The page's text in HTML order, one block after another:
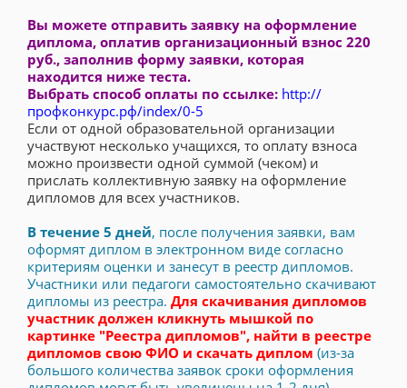
Вы можете отправить заявку на оформление
диплома, оплатив организационный взнос 220
руб., заполнив форму заявки, которая
находится ниже теста.
Выбрать способ оплаты по ссылке: http://
профконкурс.рф/index/0-5
Если от одной образовательной организации
участвуют несколько учащихся, то оплату взноса
можно произвести одной суммой (чеком) и
прислать коллективную заявку на оформление
дипломов для всех участников.
В течение 5 дней, после получения заявки, вам
оформят диплом в электронном виде согласно
критериям оценки и занесут в реестр дипломов.
Участники или педагоги самостоятельно скачивают
дипломы из реестра. Для скачивания дипломов
участник должен кликнуть мышкой по
картинке "Реестра дипломов", найти в реестре
дипломов свою ФИО и скачать диплом (из-за
большого количества заявок сроки оформления